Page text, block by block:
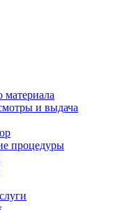
материала
и выдача
процедуры